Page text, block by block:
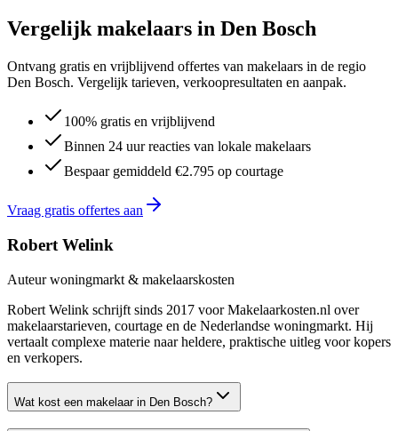
Vergelijk makelaars in Den Bosch
Ontvang gratis en vrijblijvend offertes van makelaars in de regio
Den Bosch. Vergelijk tarieven, verkoopresultaten en aanpak.
100% gratis en vrijblijvend
Binnen 24 uur reacties van lokale makelaars
Bespaar gemiddeld €2.795 op courtage
Vraag gratis offertes aan
Robert Welink
Auteur woningmarkt & makelaarskosten
Robert Welink schrijft sinds 2017 voor Makelaarkosten.nl over
makelaarstarieven, courtage en de Nederlandse woningmarkt. Hij
vertaalt complexe materie naar heldere, praktische uitleg voor kopers
en verkopers.
Wat kost een makelaar in Den Bosch?